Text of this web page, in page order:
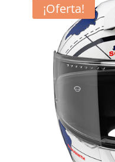
¡Oferta!